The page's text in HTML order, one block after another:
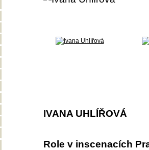
IVANA UHLÍŘOVÁ
Role v inscenacích